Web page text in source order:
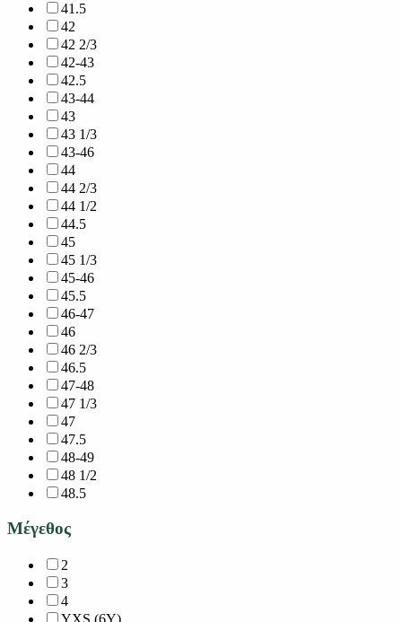
41.5
42
42 2/3
42-43
42.5
43-44
43
43 1/3
43-46
44
44 2/3
44 1/2
44.5
45
45 1/3
45-46
45.5
46-47
46
46 2/3
46.5
47-48
47 1/3
47
47.5
48-49
48 1/2
48.5
Μέγεθος
2
3
4
YXS (6Y)